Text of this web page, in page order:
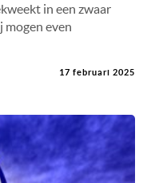
in een zwaar
mogen even
17 februari 2025